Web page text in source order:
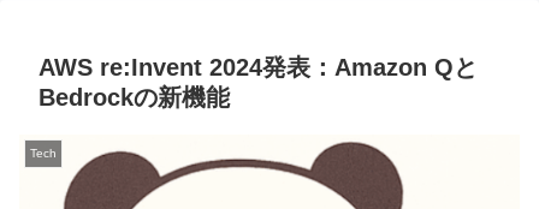
AWS re:Invent 2024発表：Amazon Qと
Bedrockの新機能
Tech